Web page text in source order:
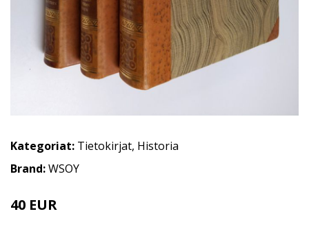
Kategoriat: Tietokirjat, Historia
Brand:WSOY
40 EUR